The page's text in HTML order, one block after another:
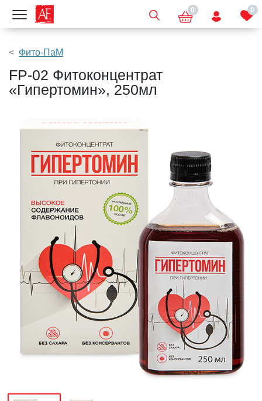
Показать меню 0 0
Фито-ПаМ
FP-02 Фитоконцентрат
«Гипертомин», 250мл